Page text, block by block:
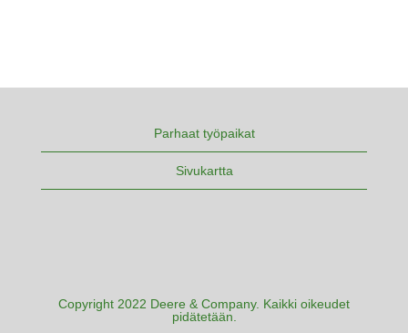
Parhaat työpaikat
Sivukartta
Copyright 2022 Deere & Company. Kaikki oikeudet
pidätetään.